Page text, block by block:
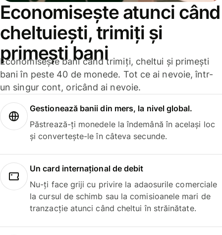
Economisește atunci când
cheltuiești, trimiți și
primești bani
Economisește bani când trimiți, cheltui și primești
bani în peste 40 de monede. Tot ce ai nevoie, într-
un singur cont, oricând ai nevoie.
Gestionează banii din mers, la nivel global.
Păstrează-ți monedele la îndemână în același loc
și convertește-le în câteva secunde.
Un card internațional de debit
Nu-ți face griji cu privire la adaosurile comerciale
la cursul de schimb sau la comisioanele mari de
tranzacție atunci când cheltui în străinătate.